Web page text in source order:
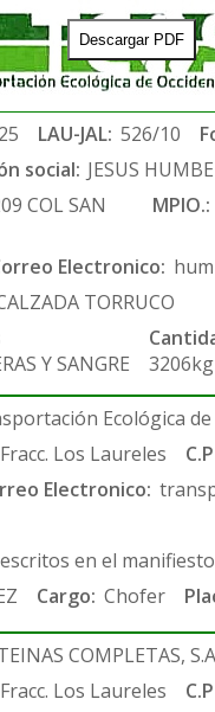
Descargar PDF
LAU-JAL: 526/10
social: JESUS
COL SAN
MPIO.:
Electronico:
TORRUCO
Y SANGRE
3206kg
Ecológica de
Fracc. Los Laureles
Electronico:
en el
Cargo: Chofer
COMPLETAS,
Fracc. Los Laureles